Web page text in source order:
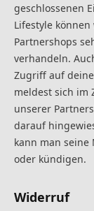
geschlossenen
Lifestyle
Partnershops
verhandeln.
Zugriff auf
meldest sich im
unserer
darauf
kann man
oder kündigen.
Widerruf